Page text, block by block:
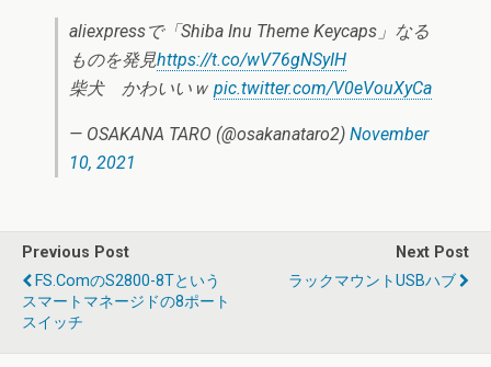
aliexpressで「Shiba Inu Theme Keycaps」なる
ものを発見https://t.co/wV76gNSyIH
柴犬 かわいいｗ pic.twitter.com/V0eVouXyCa
— OSAKANA TARO (@osakanataro2) November
10, 2021
Previous Post
FS.comのS2800-8Tという
スマートマネージドの8ポート
スイッチ
Next Post
ラックマウントUSBハブ